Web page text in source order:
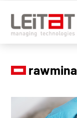
rawmina